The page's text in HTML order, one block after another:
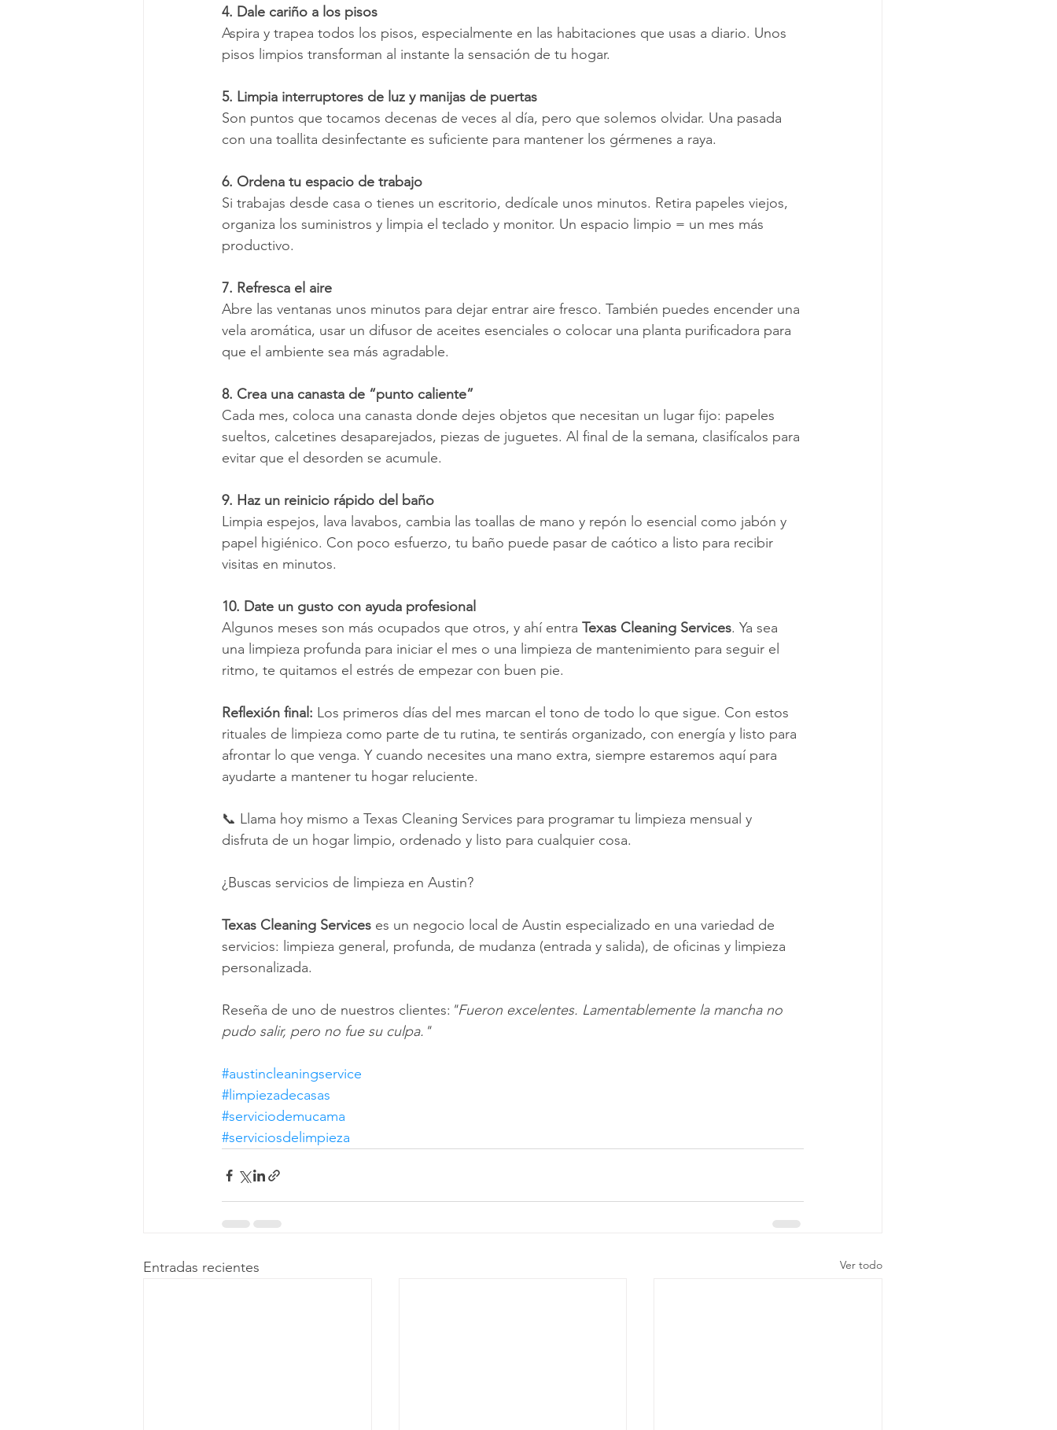
4. Dale cariño a los pisos
Aspira y trapea todos los pisos, especialmente en las habitaciones que usas a diario. Unos
pisos limpios transforman al instante la sensación de tu hogar.
5. Limpia interruptores de luz y manijas de puertas
Son puntos que tocamos decenas de veces al día, pero que solemos olvidar. Una pasada
con una toallita desinfectante es suficiente para mantener los gérmenes a raya.
6. Ordena tu espacio de trabajo
Si trabajas desde casa o tienes un escritorio, dedícale unos minutos. Retira papeles viejos,
organiza los suministros y limpia el teclado y monitor. Un espacio limpio = un mes más
productivo.
7. Refresca el aire
Abre las ventanas unos minutos para dejar entrar aire fresco. También puedes encender una
vela aromática, usar un difusor de aceites esenciales o colocar una planta purificadora para
que el ambiente sea más agradable.
8. Crea una canasta de “punto caliente”
Cada mes, coloca una canasta donde dejes objetos que necesitan un lugar fijo: papeles
sueltos, calcetines desaparejados, piezas de juguetes. Al final de la semana, clasifícalos para
evitar que el desorden se acumule.
9. Haz un reinicio rápido del baño
Limpia espejos, lava lavabos, cambia las toallas de mano y repón lo esencial como jabón y
papel higiénico. Con poco esfuerzo, tu baño puede pasar de caótico a listo para recibir
visitas en minutos.
10. Date un gusto con ayuda profesional
Algunos meses son más ocupados que otros, y ahí entra Texas Cleaning Services. Ya sea
una limpieza profunda para iniciar el mes o una limpieza de mantenimiento para seguir el
ritmo, te quitamos el estrés de empezar con buen pie.
Reflexión final: Los primeros días del mes marcan el tono de todo lo que sigue. Con estos
rituales de limpieza como parte de tu rutina, te sentirás organizado, con energía y listo para
afrontar lo que venga. Y cuando necesites una mano extra, siempre estaremos aquí para
ayudarte a mantener tu hogar reluciente.
📞 Llama hoy mismo a Texas Cleaning Services para programar tu limpieza mensual y
disfruta de un hogar limpio, ordenado y listo para cualquier cosa.
¿Buscas servicios de limpieza en Austin?
Texas Cleaning Services es un negocio local de Austin especializado en una variedad de
servicios: limpieza general, profunda, de mudanza (entrada y salida), de oficinas y limpieza
personalizada.
Reseña de uno de nuestros clientes: "Fueron excelentes. Lamentablemente la mancha no
pudo salir, pero no fue su culpa."
#austincleaningservice
#limpiezadecasas
#serviciodemucama
#serviciosdelimpieza
Entradas recientes Ver todo